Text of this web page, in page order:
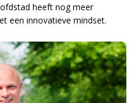
heeft nog meer
een innovatieve mindset.